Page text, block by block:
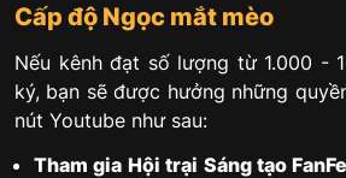
Cấp độ Ngọc mắt mèo
Nếu kênh đạt số lượng từ 1.000 -
ký, bạn sẽ được hưởng những
nút Youtube như sau:
Tham gia Hội trại Sáng tạo